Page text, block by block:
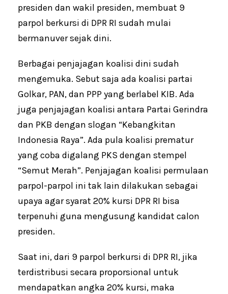
presiden dan wakil presiden, membuat 9
parpol berkursi di DPR RI sudah mulai
bermanuver sejak dini.
Berbagai penjajagan koalisi dini sudah
mengemuka. Sebut saja ada koalisi partai
Golkar, PAN, dan PPP yang berlabel KIB. Ada
juga penjajagan koalisi antara Partai Gerindra
dan PKB dengan slogan “Kebangkitan
Indonesia Raya”. Ada pula koalisi prematur
yang coba digalang PKS dengan stempel
“Semut Merah”. Penjajagan koalisi permulaan
parpol-parpol ini tak lain dilakukan sebagai
upaya agar syarat 20% kursi DPR RI bisa
terpenuhi guna mengusung kandidat calon
presiden.
Saat ini, dari 9 parpol berkursi di DPR RI, jika
terdistribusi secara proporsional untuk
mendapatkan angka 20% kursi, maka